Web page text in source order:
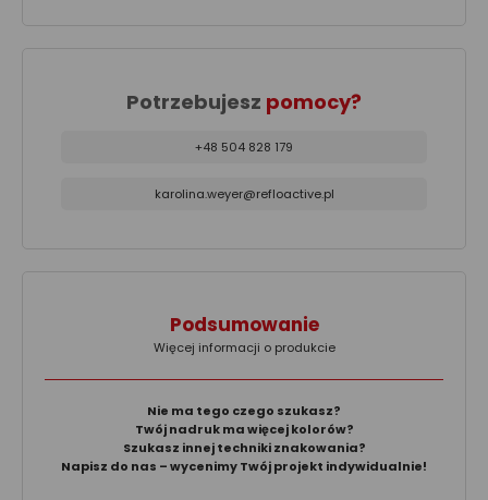
Potrzebujesz pomocy?
+48 504 828 179
karolina.weyer@refloactive.pl
Podsumowanie
Więcej informacji o produkcie
Nie ma tego czego szukasz?
Twój nadruk ma więcej kolorów?
Szukasz innej techniki znakowania?
Napisz do nas – wycenimy Twój projekt indywidualnie!